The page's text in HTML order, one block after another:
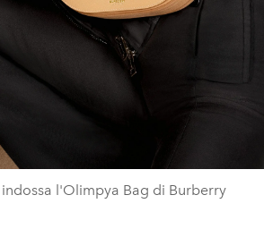
l'Olimpya Bag di Burberry